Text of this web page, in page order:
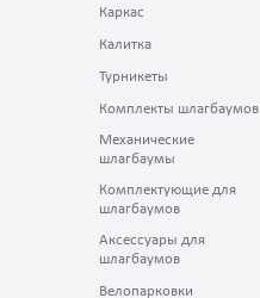
Каркас
Калитка
Турникеты
Комплекты шлагбаумов
Механические
шлагбаумы
Комплектующие для
шлагбаумов
Аксессуары для
шлагбаумов
Велопарковки